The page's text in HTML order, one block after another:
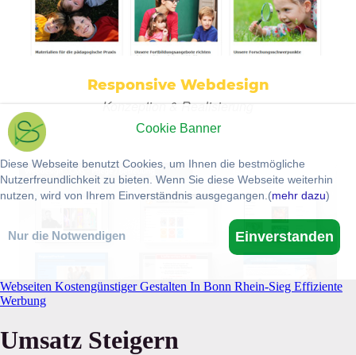
Webseiten Kostengünstiger Gestalten In Bonn Rhein-Sieg Effiziente
Werbung
Umsatz Steigern